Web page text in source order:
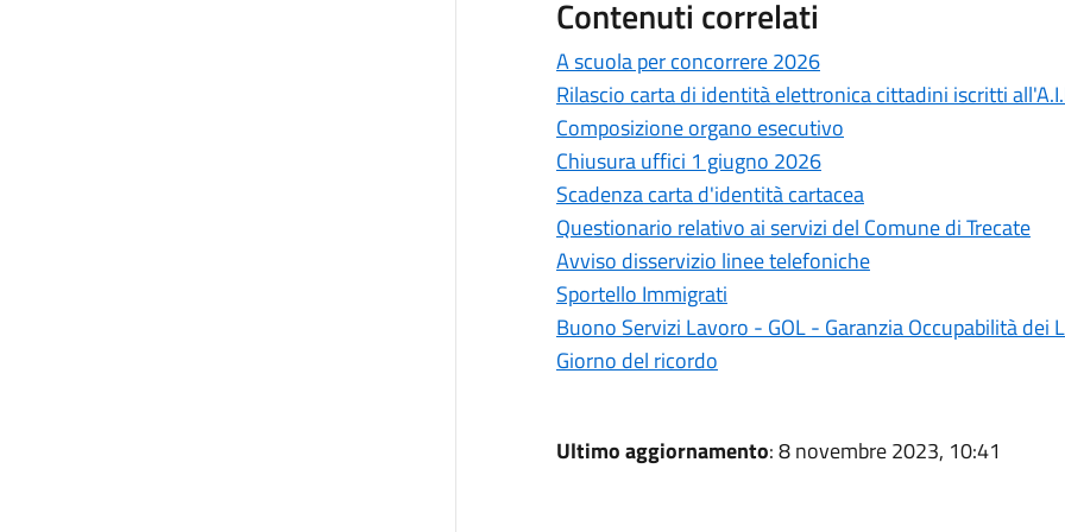
Contenuti correlati
A scuola per concorrere 2026
Rilascio carta di identità elettronica cittadini iscritti
Composizione organo esecutivo
Chiusura uffici 1 giugno 2026
Scadenza carta d'identità cartacea
Questionario relativo ai servizi del Comune di Trecate
Avviso disservizio linee telefoniche
Sportello Immigrati
Buono Servizi Lavoro - GOL - Garanzia Occupabilità dei
Giorno del ricordo
Ultimo aggiornamento: 8 novembre 2023, 10:41